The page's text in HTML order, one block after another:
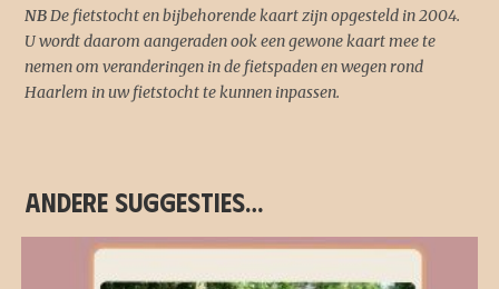
NBDe fietstocht en bijbehorende kaart zijn opgesteld in 2004.
U wordt daarom aangeraden ook een gewone kaart mee te
nemen om veranderingen in de fietspaden en wegen rond
Haarlem in uw fietstocht te kunnen inpassen.
Andere suggesties…